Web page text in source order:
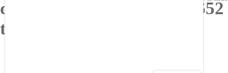
quan lot cotton vien ren 6652
thai lan